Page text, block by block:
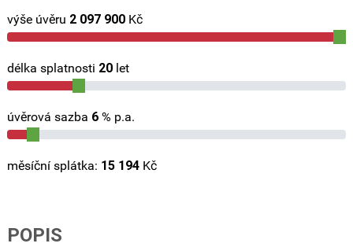
výše úvěru 2 097 900 Kč
délka splatnosti 20 let
úvěrová sazba 6 % p.a.
měsíční splátka: 15 194Kč
POPIS